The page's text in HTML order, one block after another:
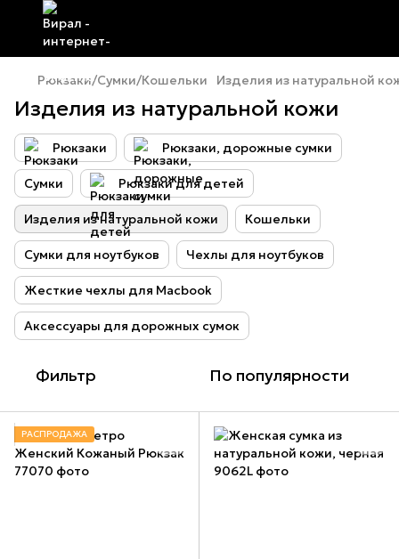
Рюкзаки/Сумки/Кошельки Изделия из натуральной
Изделия из натуральной кожи
Pюкзаки Рюкзаки, дорожные сумки
Cумки Pюкзаки для детей
Изделия из натуральной кожи Кошельки
Сумки для ноутбуков Чехлы для ноутбуков
Жесткие чехлы для Macbook
Аксессуары для дорожных сумок
Фильтр По популярности
РАСПРОДАЖА